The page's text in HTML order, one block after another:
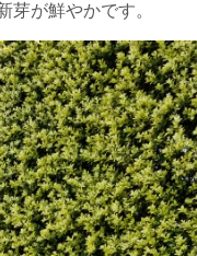
芽が鮮やかです。